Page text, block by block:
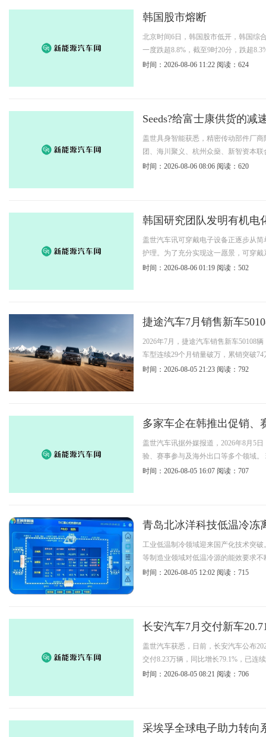
韩国股市熔断
北京时间6日，韩国股市低开，韩国综
一度跌超8.8%，截至9时20分，跌超
时间：2026-08-06 11:22 阅读：624
Seeds?给富士康供货的减
盖世具身智能获悉，精密传动部件厂
团、海川聚义、杭州众燊、新智资本
时间：2026-08-06 08:06 阅读：620
韩国研究团队发明有机电
盖世汽车讯可穿戴电子设备正逐步从
护理。为了充分实现这一愿景，可穿
时间：2026-08-06 01:19 阅读：502
捷途汽车7月销售新车
2026年7月，捷途汽车销售新车50108
车型连续29个月销量破万，累销突破
时间：2026-08-05 21:23 阅读：792
多家车企在韩推出促销、
盖世汽车讯据外媒报道，2026年8月5
验、赛事参与及海外出口等多个领域
时间：2026-08-05 16:07 阅读：707
青岛北冰洋科技低温冷冻
工业低温制冷领域迎来国产化技术突
等制造业领域对低温冷源的能效要求
时间：2026-08-05 12:02 阅读：715
长安汽车7月交付新车
盖世汽车获悉，日前，长安汽车公布
交付8.23万辆，同比增长79.1%，已连
时间：2026-08-05 08:21 阅读：706
采埃孚全球电子助力转向